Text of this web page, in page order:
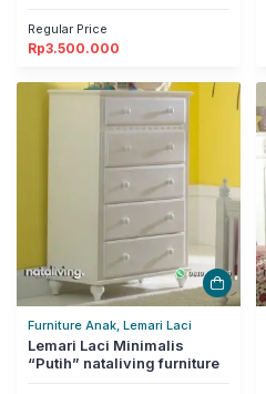
Regular Price
Rp3.500.000
Furniture Anak, Lemari Laci
Lemari Laci Minimalis
“Putih” nataliving furniture